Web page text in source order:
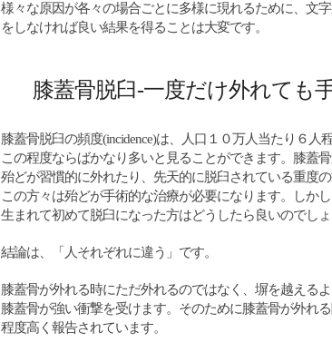
様々な原因が各々の場合ごとに多様に現れるために、文
をしなければ良い結果を得ることは大変です。
膝蓋骨脱臼‐一度だけ外れても
膝蓋骨脱臼の頻度(incidence)は、人口１０万人当たり６人
この程度ならばかなり多いと見ることができます。膝蓋
殆どが習慣的に外れたり、先天的に脱臼されている重度の
この方々は殆どが手術的な治療が必要になります。しかし
生まれて初めて脱臼になった方はどうしたら良いのでしょ
結論は、「人それぞれに違う」です。
膝蓋骨が外れる時にただ外れるのではなく、塀を越える
膝蓋骨が強い衝撃を受けます。そのために膝蓋骨が外れ
程度高く報告されています。